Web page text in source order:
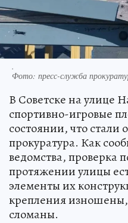
.
Фото: пресс-служба
В Советске на улице
спортивно-игровые
состоянии, что стали
прокуратура. Как
ведомства, проверка
протяжении улицы
элементы их
крепления
сломаны.